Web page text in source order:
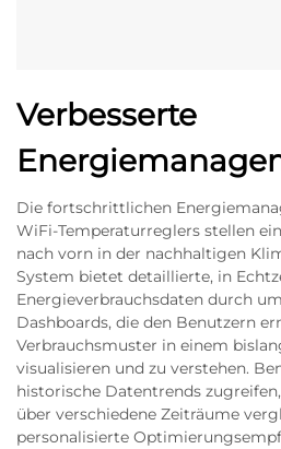
Verbesserte
Die fortschrittlichen
WiFi-Temperaturreglers stellen
nach vorn in der nachhaltigen
System bietet detaillierte, in
Energieverbrauchsdaten durch
Dashboards, die den Benutzern
Verbrauchsmuster in einem
visualisieren und zu verstehen.
historische Datentrends
über verschiedene Zeiträume
personalisierte